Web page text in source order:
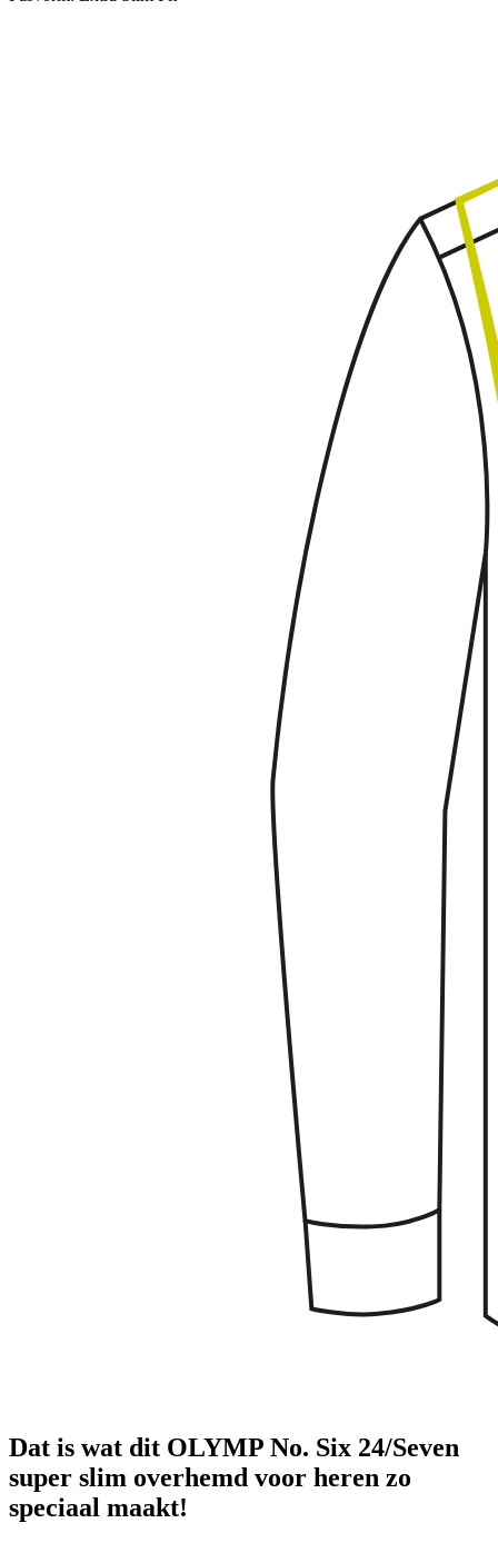
Dat is wat dit OLYMP No. Six 24/Seven
super slim overhemd voor heren zo
speciaal maakt!